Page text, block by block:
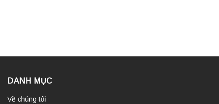
DANH MỤC
Về chúng tôi